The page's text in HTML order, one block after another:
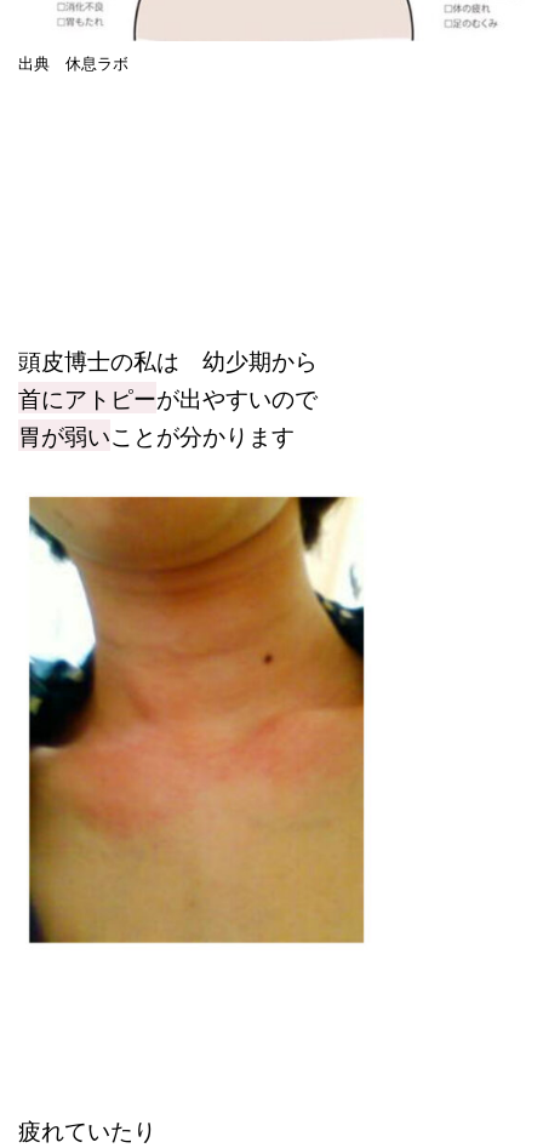
出典 休息ラボ
頭皮博士の私は 幼少期から
首にアトピーが出やすいので
胃が弱いことが分かります
疲れていたり